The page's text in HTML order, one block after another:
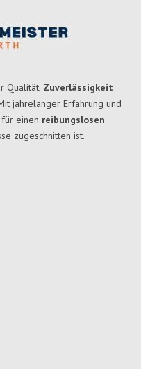
Qualität, Zuverlässigkeit
jahrelanger Erfahrung und
einen reibungslosen
zugeschnitten ist.